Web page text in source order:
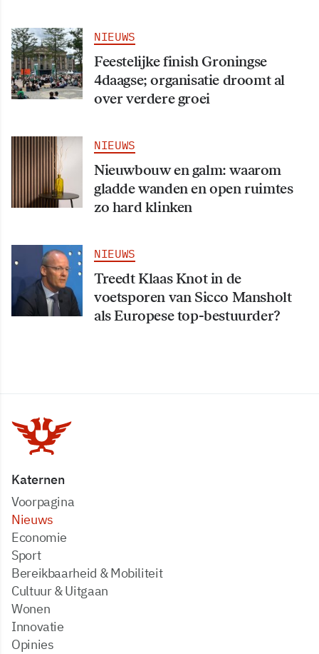
NIEUWS
Feestelijke finish Groningse
4daagse; organisatie droomt al
over verdere groei
NIEUWS
Nieuwbouw en galm: waarom
gladde wanden en open ruimtes
zo hard klinken
NIEUWS
Treedt Klaas Knot in de
voetsporen van Sicco Mansholt
als Europese top-bestuurder?
Katernen
Voorpagina
Nieuws
Economie
Sport
Bereikbaarheid & Mobiliteit
Cultuur & Uitgaan
Wonen
Innovatie
Opinies